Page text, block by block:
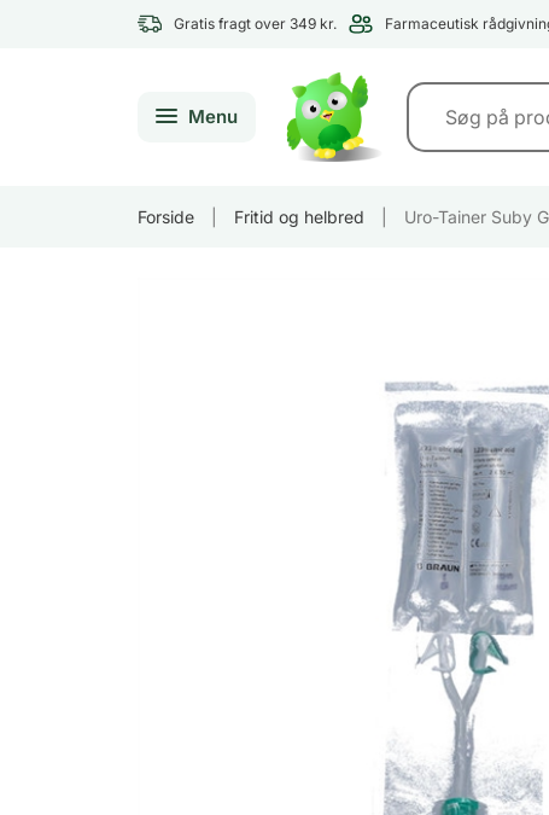
Gratis fragt over 349 kr. Farmaceutisk
Menu
Forside Fritid og helbred Uro-Tainer Suby